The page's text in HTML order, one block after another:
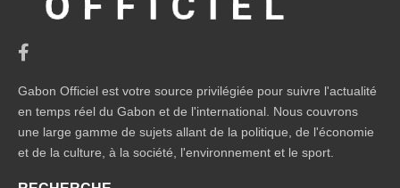
Gabon Officiel est votre source privilégiée pour suivre l'actualité
en temps réel du Gabon et de l'international. Nous couvrons
une large gamme de sujets allant de la politique, de l'économie
et de la culture, à la société, l'environnement et le sport.